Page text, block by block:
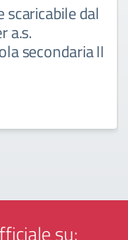
dal
a.s.
secondaria II
su: